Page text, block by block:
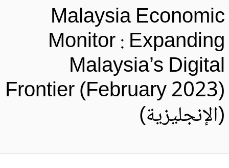
Malaysia
Monitor :
Malaysia’s
Frontier (February